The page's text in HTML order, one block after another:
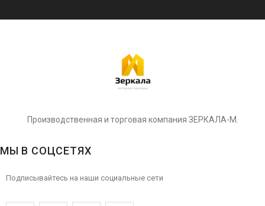
Производственная и торговая компания ЗЕРКАЛА-М.
МЫ В СОЦСЕТЯХ
Подписывайтесь на наши социальные сети